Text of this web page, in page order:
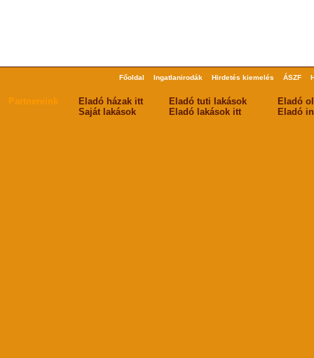
Főoldal Ingatlanirodák Hirdetés kiemelés ÁSZF
Partnereink Eladó házak itt Eladó tuti lakások
Eladó
Saját lakások
Eladó lakások itt Eladó